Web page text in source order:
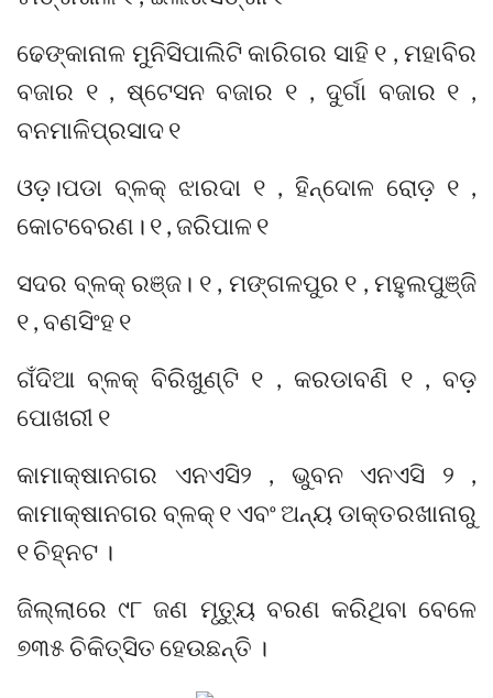
ଢେଙ୍କାନାଳ ମୁନିସିପାଲିଟି କାରିଗର ସାହି ୧ , ମହାବିର
ବଜାର ୧ , ଷ୍ଟେସନ ବଜାର ୧ , ଦୁର୍ଗା ବଜାର ୧ ,
ବନମାଳିପ୍ରସାଦ ୧
ଓଡ଼।ପଡା ବ୍ଳକ୍ ଝାରଦା ୧ , ହିନ୍ଦୋଳ ରୋଡ଼ ୧ ,
କୋଟବେରଣ। ୧ , ଜରିପାଳ ୧
ସଦର ବ୍ଳକ୍ ରଞ୍ଜ। ୧ , ମଙ୍ଗଳପୁର ୧ , ମହୁଲପୁଞ୍ଜି
୧ , ବଣସିଂହ ୧
ଗଁଦିଆ ବ୍ଳକ୍ ବିରିଖୁଣ୍ଟି ୧ , କରଡାବଣି ୧ , ବଡ଼
ପୋଖରୀ ୧
କାମାକ୍ଷାନଗର ଏନଏସି୨ , ଭୁବନ ଏନଏସି ୨ ,
କାମାକ୍ଷାନଗର ବ୍ଳକ୍ ୧ ଏବଂ ଅନ୍ୟ ଡାକ୍ତରଖାନାରୁ
୧ ଚିହ୍ନଟ ।
ଜିଲ୍ଲାରେ ୯୮ ଜଣ ମୃତ୍ୟୁ ବରଣ କରିଥିବା ବେଳେ
୭୩୫ ଚିକିତ୍ସିତ ହେଉଛନ୍ତି ।